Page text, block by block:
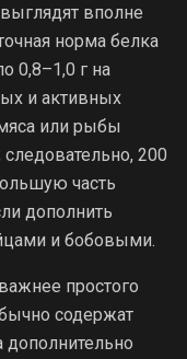
вполне
норма белка
0,8–1,0 г на
и активных
или рыбы
200
часть
дополнить
и бобовыми.
простого
содержат